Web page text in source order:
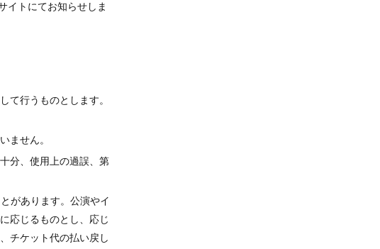
イトにてお知らせしま
て行うものとします。
ません。
分、使用上の過誤、第
があります。公演やイ
応じるものとし、応じ
チケット代の払い戻し